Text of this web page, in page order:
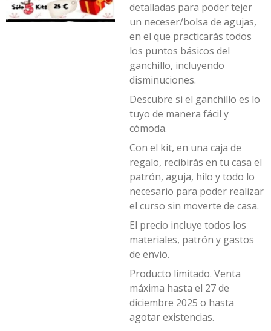
detalladas para poder tejer
un neceser/bolsa de agujas,
en el que practicarás todos
los puntos básicos del
ganchillo, incluyendo
disminuciones.
Descubre si el ganchillo es lo
tuyo de manera fácil y
cómoda.
Con el kit, en una caja de
regalo, recibirás en tu casa el
patrón, aguja, hilo y todo lo
necesario para poder realizar
el curso sin moverte de casa.
El precio incluye todos los
materiales, patrón y gastos
de envio.
Producto limitado. Venta
máxima hasta el 27 de
diciembre 2025 o hasta
agotar existencias.